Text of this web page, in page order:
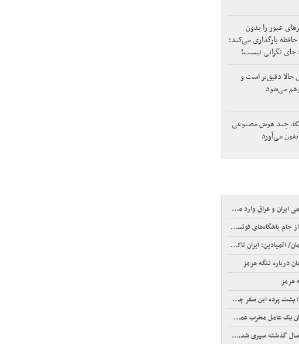
عبور را بدون
بارگذاری می‌کند؛
جای نگرانی نیست!
دقیق‌تر است و
می‌شود
آپدیت iOS 27، چند هوش مصنوعی
می‌آورد
فوتسال آسیا در جزیره کیش
در تنگه هرمز باید در یک سامانه ویژه ثبت شود
درباره تنگه هرمز
هرمز
پرده این سفر چیست؟
عامل مخرب عمل می‌کند
امشب پخش و منتشر خواهد شد